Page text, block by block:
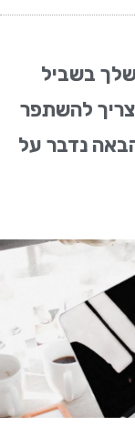
בשביל
להשתפר
נדבר על